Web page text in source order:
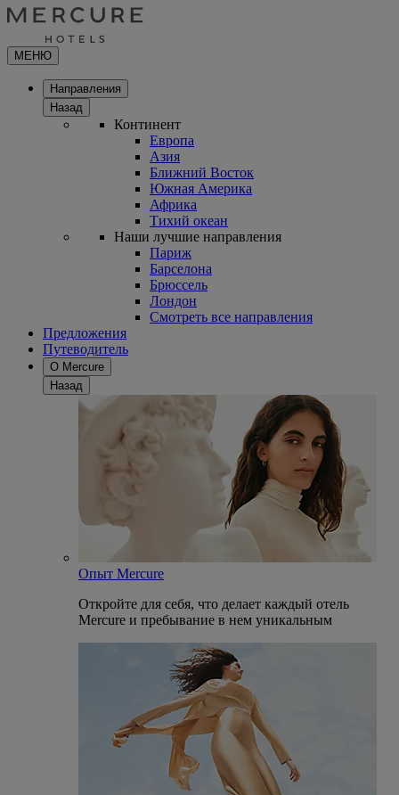
МЕНЮ
Направления
Назад
Континент
Европа
Азия
Ближний Восток
Южная Америка
Африка
Тихий океан
Наши лучшие направления
Париж
Барселона
Брюссель
Лондон
Смотреть все направления
Предложения
Путеводитель
О Mercure
Назад
Опыт Mercure
Откройте для себя, что делает каждый отель
Mercure и пребывание в нем уникальным